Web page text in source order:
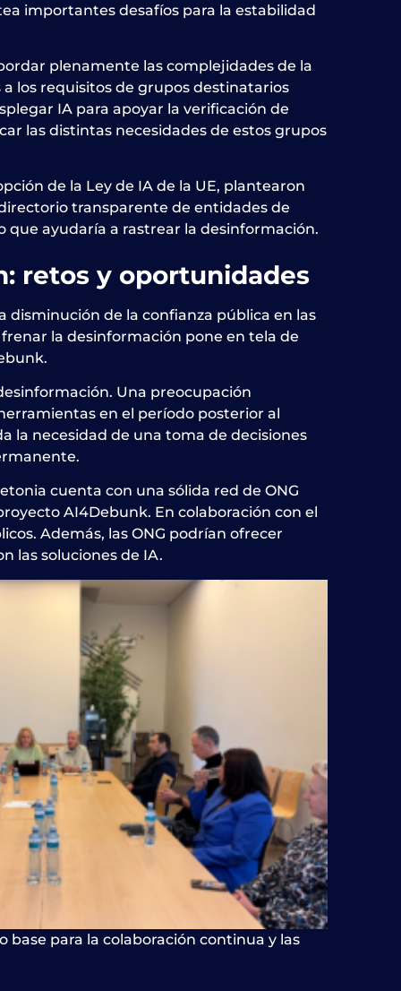
importantes desafíos para la estabilidad
plenamente las complejidades de la
los requisitos de grupos destinatarios
IA para apoyar la verificación de
las distintas necesidades de estos grupos
de la Ley de IA de la UE, plantearon
transparente de entidades de
que ayudaría a rastrear la desinformación.
: retos y oportunidades
disminución de la confianza pública en las
la desinformación pone en tela de
Una preocupación
en el período posterior al
la necesidad de una toma de decisiones
cuenta con una sólida red de ONG
AI4Debunk. En colaboración con el
Además, las ONG podrían ofrecer
las soluciones de IA.
para la colaboración continua y las